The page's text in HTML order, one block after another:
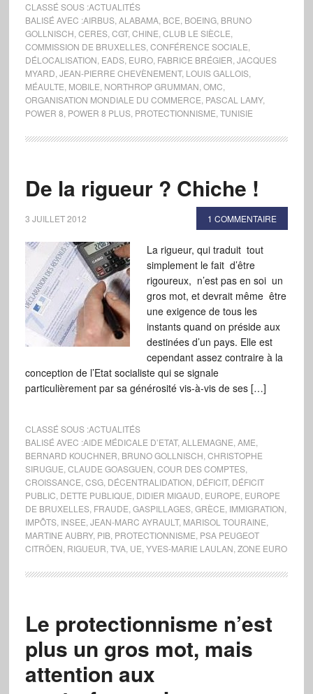
CLASSÉ SOUS :ACTUALITÉS
BALISÉ AVEC :AIRBUS, ALABAMA, BCE BOEING, BRUNO
GOLLNISCH CERES, CGT, CHINE CLUB LE SIÈCLE
COMMISSION DE BRUXELLES, CONFÉRENCE SOCIALE
DÉLOCALISATION EADS, EURO, FABRICE BRÉGIER JACQUES
MYARD JEAN-PIERRE CHEVÈNEMENT, LOUIS GALLOIS,
MÉAULTE MOBILE NORTHROP GRUMMAN OMC
ORGANISATION MONDIALE DU COMMERCE PASCAL LAMY,
POWER 8 POWER 8 PLUS, PROTECTIONNISME TUNISIE
De la rigueur ? Chiche !
3 JUILLET 2012 1 COMMENTAIRE
La rigueur, qui traduit tout
simplement le fait d’être
rigoureux, n’est pas en soi un
gros mot, et devrait même être
une exigence de tous les
instants quand on préside aux
destinées d’un pays. Elle est
cependant assez contraire à la
conception de l’Etat socialiste qui se signale
particulièrement par sa générosité vis-à-vis de ses […]
CLASSÉ SOUS :ACTUALITÉS
BALISÉ AVEC :AIDE MÉDICALE D’ETAT, ALLEMAGNE AME
BERNARD KOUCHNER BRUNO GOLLNISCH CHRISTOPHE
SIRUGUE CLAUDE GOASGUEN COUR DES COMPTES,
CROISSANCE CSG, DÉCENTRALIDATION DÉFICIT, DÉFICIT
PUBLIC DETTE PUBLIQUE DIDIER MIGAUD EUROPE EUROPE
DE BRUXELLES, FRAUDE GASPILLAGES, GRÈCE IMMIGRATION
IMPÔTS, INSEE JEAN-MARC AYRAULT, MARISOL TOURAINE
MARTINE AUBRY, PIB, PROTECTIONNISME PSA PEUGEOT
CITRÖEN RIGUEUR TVA, UE YVES-MARIE LAULAN ZONE EURO
Le protectionnisme n’est
plus un gros mot, mais
attention aux